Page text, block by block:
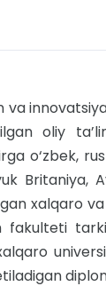
oliy
o‘zbek,
Britaniya,
xalqaro
fakulteti